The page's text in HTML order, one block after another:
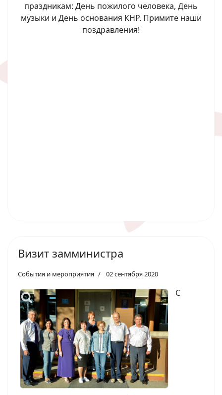
праздникам: День пожилого человека, День
музыки и День основания КНР. Примите наши
поздравления!
Визит замминистра
События и мероприятия 02 сентября 2020
С